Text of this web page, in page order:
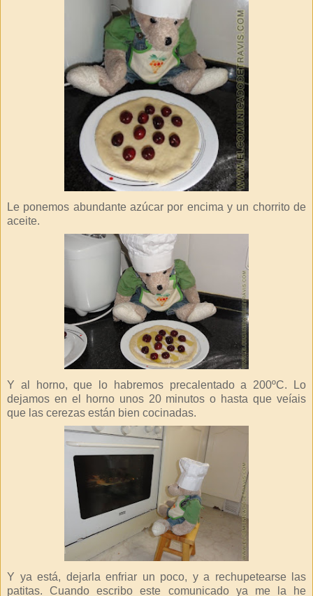
Le ponemos abundante azúcar por encima y un chorrito de
aceite.
Y al horno, que lo habremos precalentado a 200ºC. Lo
dejamos en el horno unos 20 minutos o hasta que veíais
que las cerezas están bien cocinadas.
Y ya está, dejarla enfriar un poco, y a rechupetearse las
patitas. Cuando escribo este comunicado ya me la he